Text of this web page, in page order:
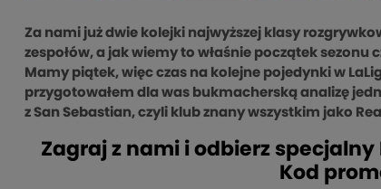
Za nami już dwie kolejki najwyższej klasy
zespołów, a jak wiemy to właśnie początek
Mamy piątek, więc czas na kolejne pojedynki w
przygotowałem dla was bukmacherską analizę
z San Sebastian, czyli klub znany wszystkim jako
Zagraj z nami i odbierz specjalny
Kod